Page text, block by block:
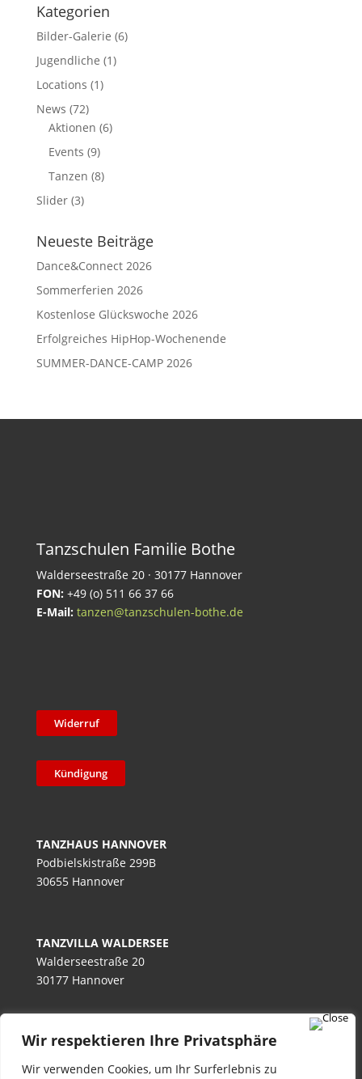
Wir respektieren Ihre Privatsphäre
Wir verwenden Cookies, um Ihr Surferlebnis zu
Kategorien
Bilder-Galerie (6)
Jugendliche (1)
Locations (1)
News (72)
Aktionen (6)
Events (9)
Tanzen (8)
Slider(3)
Neueste Beiträge
Dance&Connect 2026
Sommerferien 2026
Kostenlose Glückswoche 2026
Erfolgreiches HipHop-Wochenende
SUMMER-DANCE-CAMP 2026
Tanzschulen Familie Bothe
Walderseestraße 20 · 30177 Hannover
FON: +49 (o) 511 66 37 66
E-Mail: tanzen@tanzschulen-bothe.de
Widerruf
Kündigung
TANZHAUS HANNOVER
Podbielskistraße 299B
30655 Hannover
TANZVILLA WALDERSEE
Walderseestraße 20
30177 Hannover
TANZHAUS BURGWEDEL